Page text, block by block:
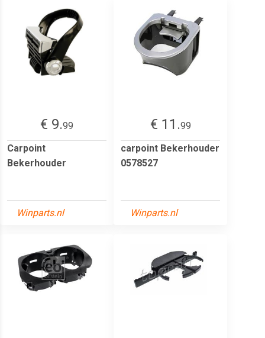
€ 9.99
Carpoint
Bekerhouder
Winparts.nl
€ 11.99
carpoint Bekerhouder
0578527
Winparts.nl